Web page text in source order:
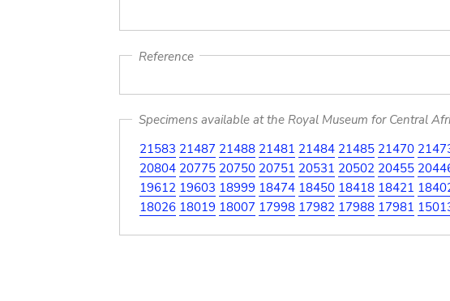
Reference
Specimens available at the Royal Museum for Central
21583 21487 21488 21481 21484 21485 21470
20804 20775 20750 20751 20531 20502 20455
19612 19603 18999 18474 18450 18418 18421
18026 18019 18007 17998 17982 17988 17981